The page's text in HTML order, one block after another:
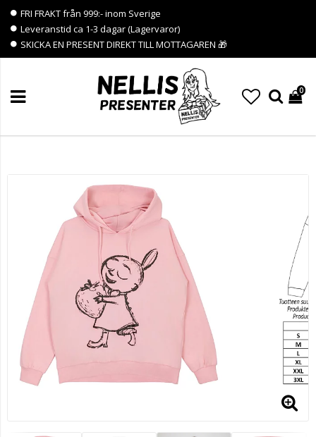
FRI FRAKT från 999:- inom Sverige
Leveranstid ca 1-3 dagar (Lagervaror)
SKICKA EN PRESENT DIREKT TILL MOTTAGAREN 🎁
0